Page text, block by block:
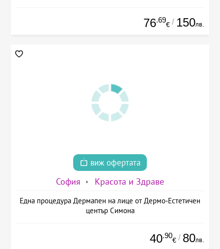
76.69
€ / 150лв.
виж офертата
София Красота и Здраве
Една процедура Дермапен на лице от Дермо-Естетичен
център Симона
40.90
€ / 80лв.